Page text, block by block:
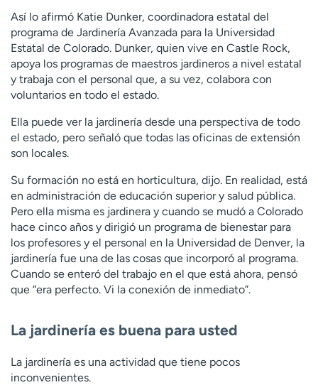
o
n
t
r
a
r
Así lo afirmó Katie Dunker, coordinadora estatal del
programa de Jardinería Avanzada para la Universidad
Estatal de Colorado. Dunker, quien vive en Castle Rock,
apoya los programas de maestros jardineros a nivel estatal
y trabaja con el personal que, a su vez, colabora con
voluntarios en todo el estado.
Ella puede ver la jardinería desde una perspectiva de todo
el estado, pero señaló que todas las oficinas de extensión
son locales.
Su formación no está en horticultura, dijo. En realidad, está
en administración de educación superior y salud pública.
Pero ella misma es jardinera y cuando se mudó a Colorado
hace cinco años y dirigió un programa de bienestar para
los profesores y el personal en la Universidad de Denver, la
jardinería fue una de las cosas que incorporó al programa.
Cuando se enteró del trabajo en el que está ahora, pensó
que “era perfecto. Vi la conexión de inmediato”.
La jardinería es buena para usted
La jardinería es una actividad que tiene pocos
inconvenientes.